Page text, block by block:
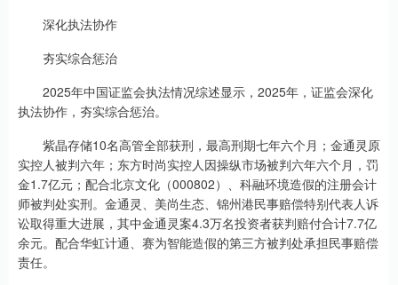
深化执法协作
夯实综合惩治
2025年中国证监会执法情况综述显示，2025年，证监会深化
执法协作，夯实综合惩治。
紫晶存储10名高管全部获刑，最高刑期七年六个月；金通灵原
实控人被判六年；东方时尚实控人因操纵市场被判六年六个月，罚
金1.7亿元；配合北京文化（000802）、科融环境造假的注册会计
师被判处实刑。金通灵、美尚生态、锦州港民事赔偿特别代表人诉
讼取得重大进展，其中金通灵案4.3万名投资者获判赔付合计7.7亿
余元。配合华虹计通、赛为智能造假的第三方被判处承担民事赔偿
责任。